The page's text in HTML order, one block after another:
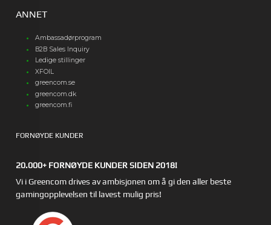
ANNET
Ambassadørprogram
B2B Sales Inquiry
Ledige stillinger
XFOIL
greencom.se
greencom.dk
greencom.fi
FORNØYDE KUNDER
20.000+ FORNØYDE KUNDER SIDEN 2018!
Vi i Greencom drives av ambisjonen om å gi den aller beste
gamingopplevelsen til lavest mulig pris!